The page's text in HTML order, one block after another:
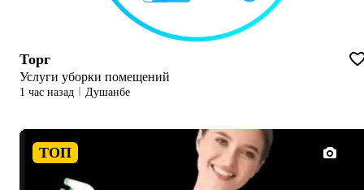
Торг
Услуги уборки помещений
1 час назад Душанбе
ТОП